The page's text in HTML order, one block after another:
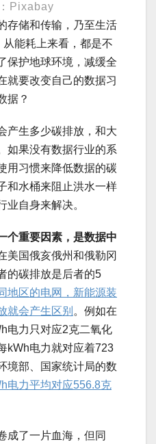
Pixabay
存储和传输，乃至生活
从能耗上来看，都是不
保护地球环境，减缓全
就要改变自己的数据习
据？
产生多少碳排放，和大
如果没有数据行业的系
用习惯来降低数据的碳
和水桶来阻止洪水一样
业自身来解决。
个重要因素，是数据中
美国俄亥俄州和俄勒冈
的碳排放是后者的5
地区的电网，新能源装
就会产生区别 。例如在
电力只对应2克二氧化
kWh电力就对应着723
境部、国家统计局的数
电力平均对应556.8克
成了一片血海，但同